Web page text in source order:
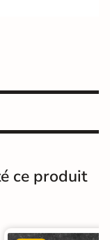
ce produit